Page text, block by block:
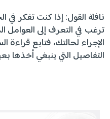
نافلة القول: إذا كنت تفكر في
ترغب في التعرف إلى
الإجراء لحالتك، فتابع قراءة
التفاصيل التي ينبغي أخذها